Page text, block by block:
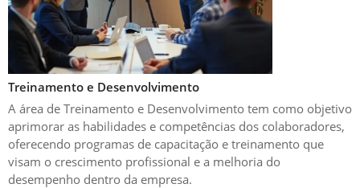
Treinamento e Desenvolvimento
A área de Treinamento e Desenvolvimento tem como objetivo
aprimorar as habilidades e competências dos colaboradores,
oferecendo programas de capacitação e treinamento que
visam o crescimento profissional e a melhoria do
desempenho dentro da empresa.